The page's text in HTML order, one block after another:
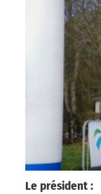
Le président :